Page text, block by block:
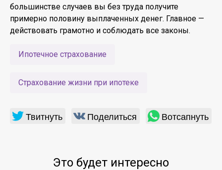
большинстве случаев вы без труда получите
примерно половину выплаченных денег. Главное —
действовать грамотно и соблюдать все законы.
Ипотечное страхование
Страхование жизни при ипотеке
Твитнуть Поделиться Вотсапнуть
Это будет интересно